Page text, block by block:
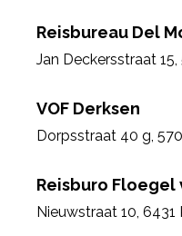
Reisbureau Del
Jan Deckersstraat 15,
VOF Derksen
Dorpsstraat 40 g,
Reisburo Floegel
Nieuwstraat 10, 6431